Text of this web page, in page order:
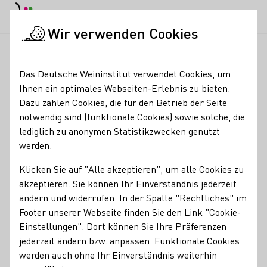
Mainz als
Weinmetropole –
Altstadtführung mit
Ausklang auf dem
Weinmarkt
Registrierung erforderlich
17:00 - 18:30 Uhr
Nachfolgende Termine:
Wir verwenden Cookies
Das Deutsche Weininstitut verwendet Cookies, um
Ihnen ein optimales Webseiten-Erlebnis zu bieten.
Dazu zählen Cookies, die für den Betrieb der Seite
notwendig sind (funktionale Cookies) sowie solche, die
lediglich zu anonymen Statistikzwecken genutzt
werden.
Klicken Sie auf "Alle akzeptieren", um alle Cookies zu
akzeptieren. Sie können Ihr Einverständnis jederzeit
ändern und widerrufen. In der Spalte "Rechtliches" im
Footer unserer Webseite finden Sie den Link "Cookie-
Einstellungen". Dort können Sie Ihre Präferenzen
jederzeit ändern bzw. anpassen. Funktionale Cookies
werden auch ohne Ihr Einverständnis weiterhin